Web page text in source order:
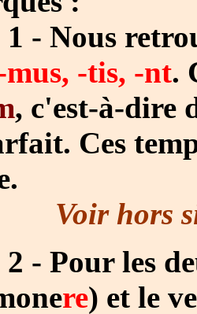
-tis, -nt.
, c'est-à-dire
Ces
Voir hors
2 - Pour les
re) et le